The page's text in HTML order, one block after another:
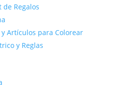
de Regalos
Artículos para Colorear
y Reglas